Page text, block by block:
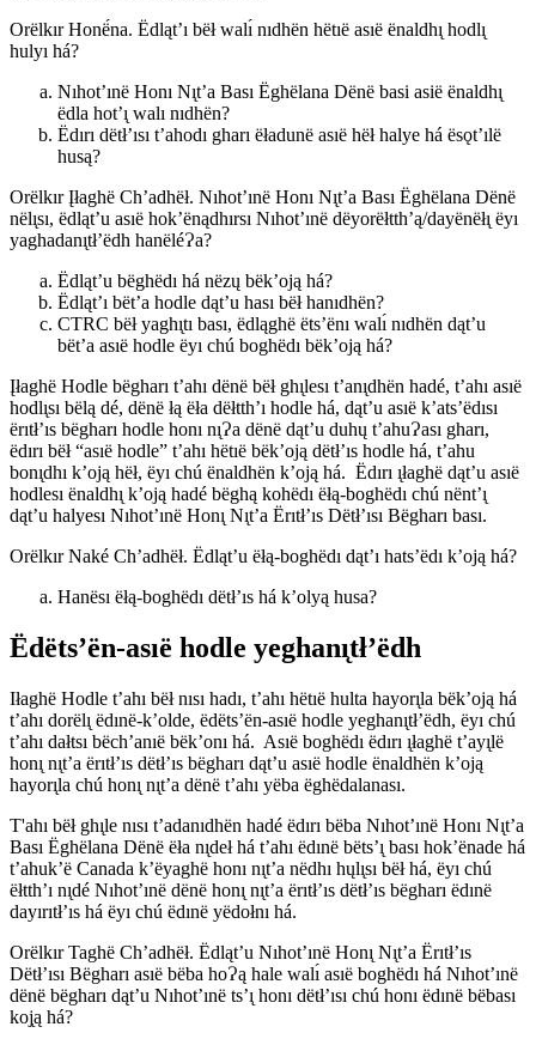
Orëlkır Honë́na. Ëdląt’ı bëł walı́ nıdhën hëtıë asıë ënaldhı̨ hodlı̨
hulyı há?
Nıhot’ınë Honı Nı̨t’a Bası Ëghëlana Dënë basi asië ënaldhı̨
ëdla hot’ı̨ walı nıdhën?
Ëdırı dëtł’ısı t’ahodı gharı ëładunë asıë hëł halye há ësǫt’ılë
husą?
Orëlkır Įłaghë Ch’adhëł. Nıhot’ınë Honı Nı̨t’a Bası Ëghëlana Dënë
nëlı̨sı, ëdląt’u asıë hok’ënądhırsı Nıhot’ınë dëyorëłtth’ą/dayënëłı̨ ëyı
yaghadanı̨tł’ëdh hanëléɁa?
Ëdląt’u bëghëdı há nëzų bëk’oją há?
Ëdląt’ı bët’a hodle dąt’u hası bëł hanıdhën?
CTRC bëł yaghı̨tı bası, ëdląghë ëts’ënı walı́ nıdhën dąt’u
bët’a asıë hodle ëyı chú boghëdı bëk’oją há?
Įłaghë Hodle bëgharı t’ahı dënë bëł ghı̨lesı t’anı̨dhën hadé, t’ahı asıë
hodlı̨sı bëlą dé, dënë łą ëła dëłtth’ı hodle há, dąt’u asıë k’ats’ëdısı
ërıtł’ıs bëgharı hodle honı nı̨Ɂa dënë dąt’u duhų t’ahuɁası gharı,
ëdırı bëł “asıë hodle” t’ahı hëtıë bëk’oją dëtł’ıs hodle há, t’ahu
bonı̨dhı k’oją hëł, ëyı chú ënaldhën k’oją há. Ëdırı ı̨łaghë dąt’u asıë
hodlesı ënaldhı̨ k’oją hadé bëghą kohëdı ëłą-boghëdı chú nënt’ı̨
dąt’u halyesı Nıhot’ınë Honı̨ Nı̨t’a Ërıtł’ıs Dëtł’ısı Bëgharı bası.
Orëlkır Naké Ch’adhëł. Ëdląt’u ëłą-boghëdı dąt’ı hats’ëdı k’oją há?
Hanësı ëłą-boghëdı dëtł’ıs há k’olyą husa?
Ëdëts’ën-asıë hodle yeghanı̨tł’ëdh
Iłaghë Hodle t’ahı bëł nısı hadı, t’ahı hëtıë hulta hayorı̨la bëk’oją há
t’ahı dorëlı̨ ëdınë-k’olde, ëdëts’ën-asıë hodle yeghanı̨tł’ëdh, ëyı chú
t’ahı dałtsı bëch’anıë bëk’onı há. Asıë boghëdı ëdırı ı̨łaghë t’ayı̨lë
honı̨ nı̨t’a ërıtł’ıs dëtł’ıs bëgharı dąt’u asıë hodle ënaldhën k’oją
hayorı̨la chú honı̨ nı̨t’a dënë t’ahı yëba ëghëdalanası.
T'ahı bëł ghı̨le nısı t’adanıdhën hadé ëdırı bëba Nıhot’ınë Honı Nı̨t’a
Bası Ëghëlana Dënë ëła nı̨deł há t’ahı ëdınë bëts’ı̨ bası hok’ënade há
t’ahuk’ë Canada k’ëyaghë honı nı̨t’a nëdhı hųlı̨sı bëł há, ëyı chú
ëłtth’ı nı̨dé Nıhot’ınë dënë honı̨ nı̨t’a ërıtł’ıs dëtł’ıs bëgharı ëdınë
dayırıtł’ıs há ëyı chú ëdınë yëdołnı há.
Orëlkır Taghë Ch’adhëł. Ëdląt’u Nıhot’ınë Honı̨ Nı̨t’a Ërıtł’ıs
Dëtł’ısı Bëgharı asıë bëba hoɁą hale walı́ asıë boghëdı há Nıhot’ınë
dënë bëgharı dąt’u Nıhot’ınë ts’ı̨ honı dëtł’ısı chú honı ëdınë bëbası
koj̨ą há?